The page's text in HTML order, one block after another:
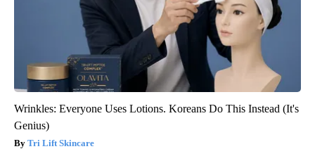
Wrinkles: Everyone Uses Lotions. Koreans Do This Instead (It's
Genius)
Tri Lift Skincare